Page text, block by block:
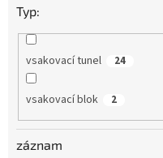
Typ:
vsakovací tunel 24
vsakovací blok 2
záznam